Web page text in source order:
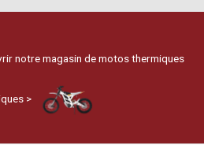
notre magasin de motos thermiques
>